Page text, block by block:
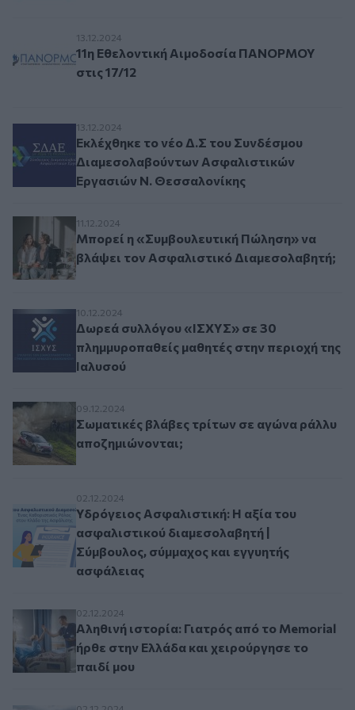
11η Εθελοντική Αιμοδοσία ΠΑΝΟΡΜΟΥ στις
13.12.2024
11η Εθελοντική Αιμοδοσία ΠΑΝΟΡΜΟΥ
στις 17/12
Εκλέχθηκε το νέο Δ.Σ του Συνδέσμου
13.12.2024
Εκλέχθηκε το νέο Δ.Σ του Συνδέσμου
Διαμεσολαβούντων Ασφαλιστικών
Εργασιών Ν. Θεσσαλονίκης
Μπορεί η «Συμβουλευτική Πώληση» να
11.12.2024
Μπορεί η «Συμβουλευτική Πώληση» να
βλάψει τον Ασφαλιστικό Διαμεσολαβητή;
Δωρεά συλλόγου «ΙΣΧΥΣ» σε 30
10.12.2024
Δωρεά συλλόγου «ΙΣΧΥΣ» σε 30
πλημμυροπαθείς μαθητές στην περιοχή της
Ιαλυσού
Σωματικές βλάβες τρίτων σε αγώνα ράλλυ
09.12.2024
Σωματικές βλάβες τρίτων σε αγώνα ράλλυ
αποζημιώνονται;
Υδρόγειος Ασφαλιστική: Η αξία του
02.12.2024
Υδρόγειος Ασφαλιστική: Η αξία του
ασφαλιστικού διαμεσολαβητή |
Σύμβουλος, σύμμαχος και εγγυητής
ασφάλειας
Αληθινή ιστορία: Γιατρός από το Memorial
02.12.2024
Αληθινή ιστορία: Γιατρός από το Memorial
ήρθε στην Ελλάδα και χειρούργησε το
παιδί μου